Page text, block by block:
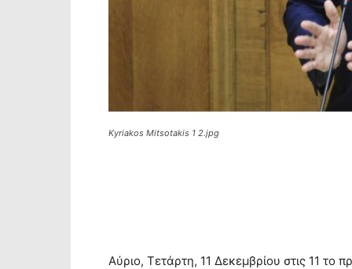
Kyriakos Mitsotakis 1 2.jpg
Αύριο, Τετάρτη, 11 Δεκεμβρίου στις 11 το